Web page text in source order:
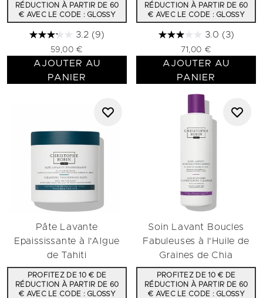
RÉDUCTION À PARTIR DE 60
€ AVEC LE CODE : GLOSSY
3.2 (9)
59,00 €
AJOUTER AU
PANIER
RÉDUCTION À PARTIR DE 60
€ AVEC LE CODE : GLOSSY
3.0 (3)
71,00 €
AJOUTER AU
PANIER
Pâte Lavante
Epaississante à l'Algue
de Tahiti
PROFITEZ DE 10 € DE
RÉDUCTION À PARTIR DE 60
€ AVEC LE CODE : GLOSSY
Soin Lavant Boucles
Fabuleuses à l'Huile de
Graines de Chia
PROFITEZ DE 10 € DE
RÉDUCTION À PARTIR DE 60
€ AVEC LE CODE : GLOSSY